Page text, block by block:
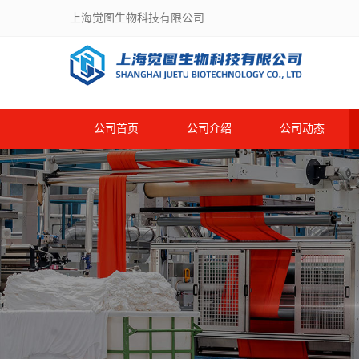
上海觉图生物科技有限公司
公司首页 公司介绍 公司动态